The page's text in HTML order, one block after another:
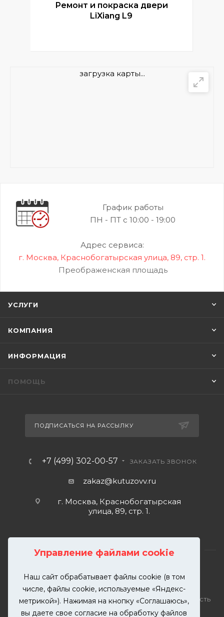
Управление файлами cookie
Наш сайт обрабатывает файлы cookie (в том
числе, файлы cookie, используемые «Яндекс-
метрикой»). Нажимая на кнопку «Соглашаюсь»,
вы даете свое согласие на обработку файлов
Ремонт и покраска двери
LiXiang L9
загрузка карты...
График работы
ПН - ПТ с 10:00 - 19:00
Адрес сервиса:
г. Москва, Краснобогатырская улица, 89, стр. 1.
Преображенская площадь
УСЛУГИ
КОМПАНИЯ
ИНФОРМАЦИЯ
ПОМОЩЬ
ПОДПИСАТЬСЯ НА РАССЫЛКУ
+7 (499) 302-00-57 ЗАКАЗАТЬ ЗВОНОК
zakaz@kutuzovv.ru
г. Москва, Краснобогатырская
улица, 89, стр. 1.
2026 © KUTUZOVV | Кузовной ремонт и покраска
автомобилей. Вся информация на сайте – собственность
ООО "КУТУЗОВВ"